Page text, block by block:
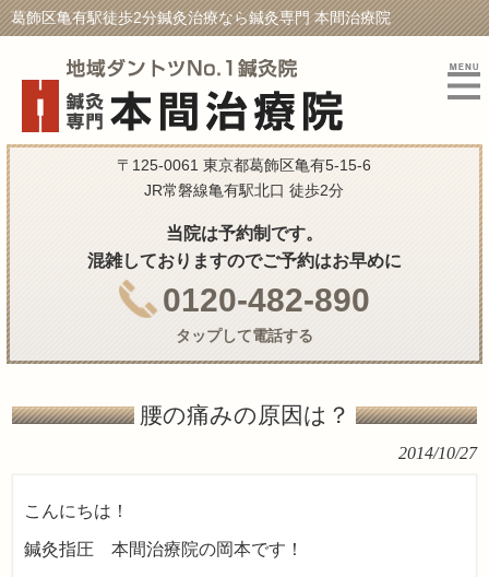
葛飾区亀有駅徒歩2分鍼灸治療なら鍼灸専門 本間治療院
〒125-0061 東京都葛飾区亀有5-15-6
JR常磐線亀有駅北口 徒歩2分
当院は予約制です。
混雑しておりますのでご予約はお早めに
0120-482-890
タップして電話する
腰の痛みの原因は？
2014/10/27
こんにちは！
鍼灸指圧 本間治療院の岡本です！